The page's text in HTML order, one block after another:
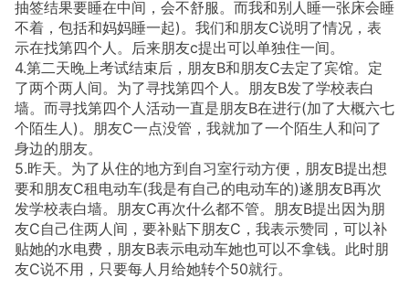
抽签结果要睡在中间，会不舒服。而我和别人睡一张床会睡
不着，包括和妈妈睡一起)。我们和朋友C说明了情况，表
示在找第四个人。后来朋友c提出可以单独住一间。
4.第二天晚上考试结束后，朋友B和朋友C去定了宾馆。定
了两个两人间。为了寻找第四个人。朋友B发了学校表白
墙。而寻找第四个人活动一直是朋友B在进行(加了大概六七
个陌生人)。朋友C一点没管，我就加了一个陌生人和问了
身边的朋友。
5.昨天。为了从住的地方到自习室行动方便，朋友B提出想
要和朋友C租电动车(我是有自己的电动车的)遂朋友B再次
发学校表白墙。朋友C再次什么都不管。朋友B提出因为朋
友C自己住两人间，要补贴下朋友C，我表示赞同，可以补
贴她的水电费，朋友B表示电动车她也可以不拿钱。此时朋
友C说不用，只要每人月给她转个50就行。